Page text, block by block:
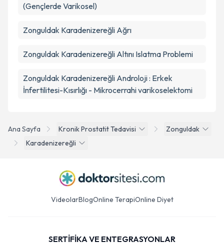
Ana Sayfa Kronik Prostatit Tedavisi
Zonguldak
Karadenizereğli
(Gençlerde Varikosel)
Zonguldak Karadenizereğli Ağrı
Zonguldak Karadenizereğli Altını Islatma Problemi
Zonguldak Karadenizereğli Androloji : Erkek
İnfertilitesi-Kısırlığı - Mikrocerrahi varikoselektomi
VideolarBlogOnline TerapiOnline Diyet
SERTİFİKA VE ENTEGRASYONLAR